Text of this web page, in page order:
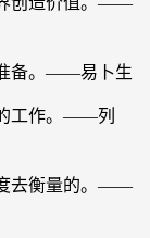
备。――易卜生
工作。――列
去衡量的。――